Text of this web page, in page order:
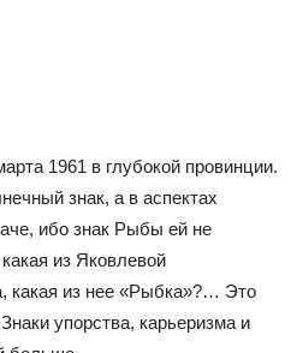
1961 в глубокой провинции.
знак, а в аспектах
ибо знак Рыбы ей не
из Яковлевой
какая из нее «Рыбка»?… Это
упорства, карьеризма и